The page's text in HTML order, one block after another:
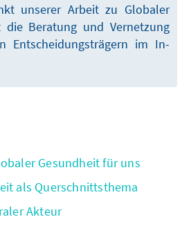
unserer Arbeit zu Globaler
die Beratung und Vernetzung
Entscheidungsträgern im In-
Gesundheit für uns
als Querschnittsthema
Akteur